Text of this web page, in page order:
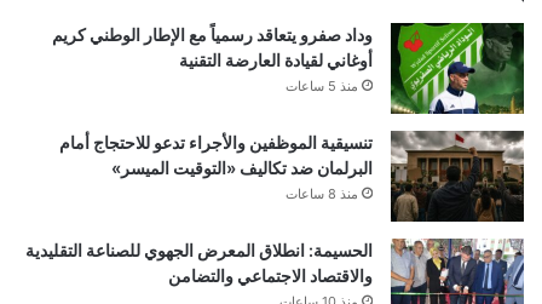
وداد صفرو يتعاقد رسمياً مع الإطار الوطني كريم
أوغاني لقيادة العارضة التقنية
منذ 5 ساعات
تنسيقية الموظفين والأجراء تدعو للاحتجاج أمام
البرلمان ضد تكاليف «التوقيت الميسر»
منذ 8 ساعات
الحسيمة: انطلاق المعرض الجهوي للصناعة التقليدية
والاقتصاد الاجتماعي والتضامن